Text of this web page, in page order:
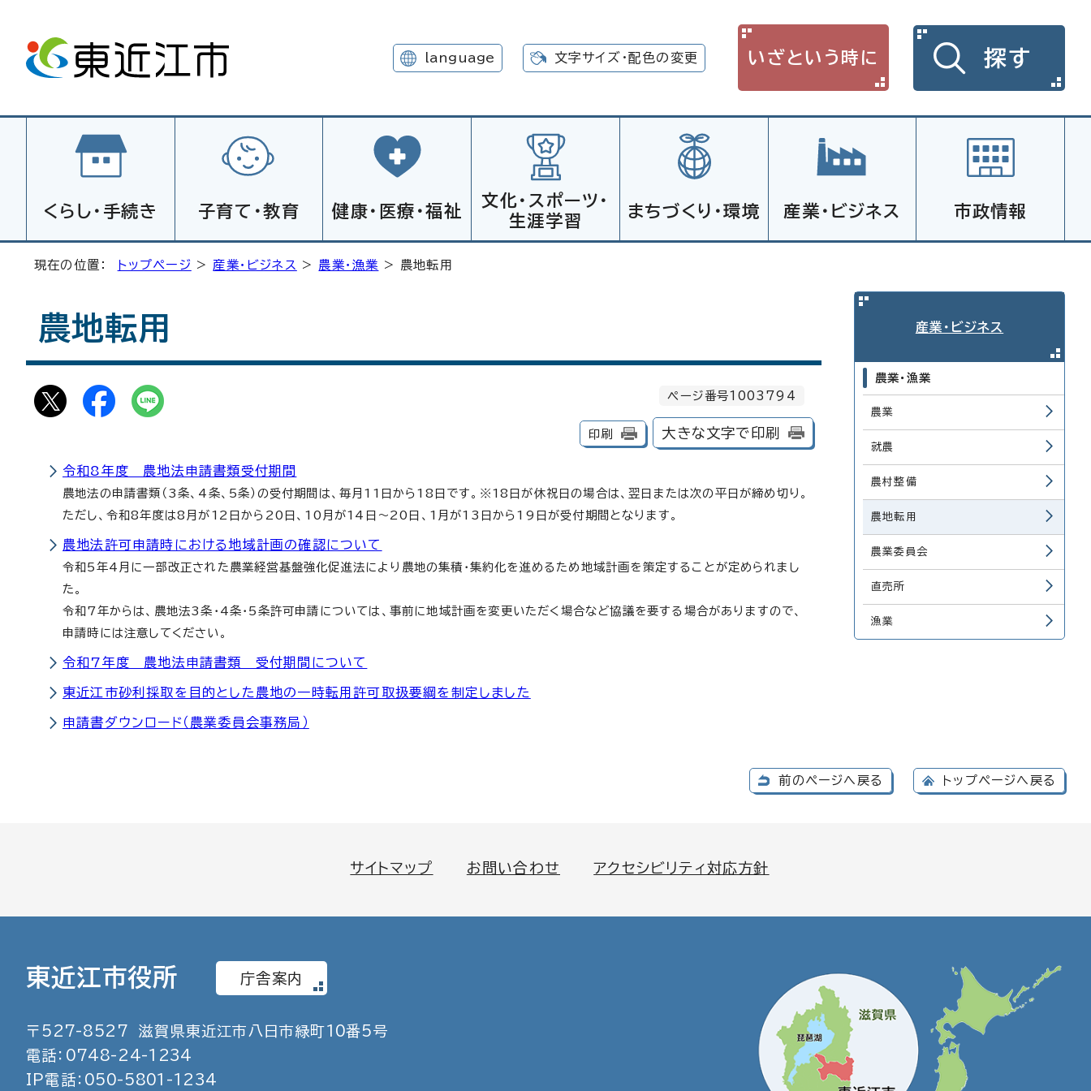
language 文字サイズ・配色の変更 いざという時に 探す
くらし・手続き 子育て・教育 健康・医療・福祉
文化・スポーツ・
生涯学習
まちづくり・環境 産業・ビジネス 市政情報
現在の位置： トップページ > 産業・ビジネス > 農業・漁業 > 農地転用
農地転用
ページ番号1003794
印刷 大きな文字で印刷
令和8年度 農地法申請書類受付期間
農地法の申請書類（3条、4条、5条）の受付期間は、毎月11日から18日です。※18日が休祝日の場合は、翌日または次の平日が締め切り。
ただし、令和8年度は8月が12日から20日、10月が14日～20日、1月が13日から19日が受付期間となります。
農地法許可申請時における地域計画の確認について
令和5年4月に一部改正された農業経営基盤強化促進法により農地の集積・集約化を進めるため地域計画を策定することが定められまし
た。
令和7年からは、農地法3条・4条・5条許可申請については、事前に地域計画を変更いただく場合など協議を要する場合がありますので、
申請時には注意してください。
令和7年度 農地法申請書類 受付期間について
東近江市砂利採取を目的とした農地の一時転用許可取扱要綱を制定しました
申請書ダウンロード（農業委員会事務局）
産業・ビジネス
農業・漁業
農業
就農
農村整備
農地転用
農業委員会
直売所
漁業
前のページへ戻る トップページへ戻る
サイトマップ お問い合わせ アクセシビリティ対応方針
東近江市役所 庁舎案内
〒 527-8527 滋賀県東近江市八日市緑町10番5号
電話： 0748- 24-1234
IP電話： 050- 5801 -1234